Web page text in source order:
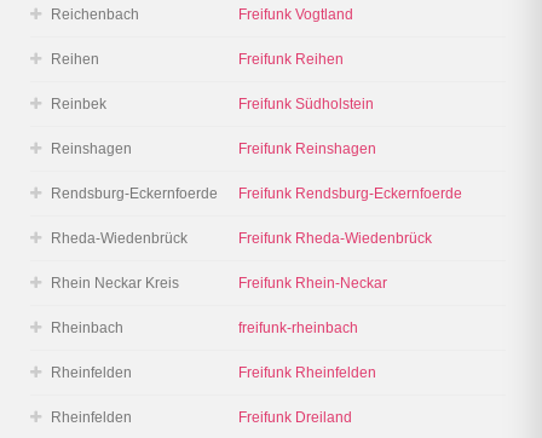
Reichenbach Freifunk Vogtland
Reihen Freifunk Reihen
Reinbek Freifunk Südholstein
Reinshagen Freifunk Reinshagen
Rendsburg-Eckernfoerde Freifunk Rendsburg-Eckernfoerde
Rheda-Wiedenbrück Freifunk Rheda-Wiedenbrück
Rhein Neckar Kreis Freifunk Rhein-Neckar
Rheinbach freifunk-rheinbach
Rheinfelden Freifunk Rheinfelden
Rheinfelden Freifunk Dreiland